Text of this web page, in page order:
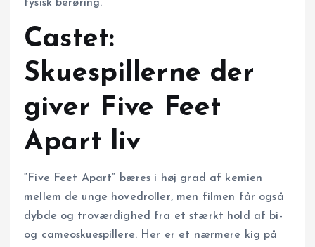
fysisk berøring.
Castet:
Skuespillerne der
giver Five Feet
Apart liv
“Five Feet Apart” bæres i høj grad af kemien
mellem de unge hovedroller, men filmen får også
dybde og troværdighed fra et stærkt hold af bi-
og cameoskuespillere. Her er et nærmere kig på